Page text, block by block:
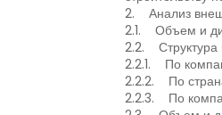
2. Анализ
2.1. Объем и
2.2. Структура
2.2.1. По
2.2.2. По
2.2.3. По